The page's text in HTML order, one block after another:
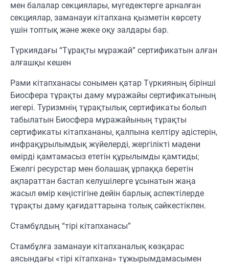
мен балалар секциялары, мүгедектерге арналған
секциялар, заманауи кітапхана қызметін көрсету
үшін топтық және жеке оқу залдары бар.
Түркиядағы “Тұрақты мұражай” сертификатын алған
алғашқы кешен
Рами кітапханасы сонымен қатар Түркияның бірінші
Биосфера тұрақты даму мұражайы сертификатының
иегері. Туризмнің тұрақтылық сертификаты болып
табылатын Биосфера мұражайының тұрақты
сертификаты кітапхананы, қалпына келтіру әдістерін,
инфрақұрылымдық жүйелерді, жергілікті мәдени
өмірді қамтамасыз ететін құрылымды қамтиды;
Ежелгі ресурстар мен болашақ ұрпаққа беретін
ақпараттан бастап келушілерге ұсынатын жаңа
жасыл өмір кеңістігіне дейін барлық аспектілерде
тұрақты даму қағидаттарына толық сәйкестікпен.
Стамбұлдың “тірі кітапханасы”
Стамбұлға заманауи кітапханалық көзқарас
аясындағы «тірі кітапхана» тұжырымдамасымен